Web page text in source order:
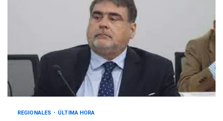
REGIONALES ÚLTIMA HORA